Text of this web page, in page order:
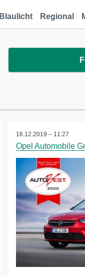
Blaulicht Regional
16.12.2019 – 11:27
Opel Automobile